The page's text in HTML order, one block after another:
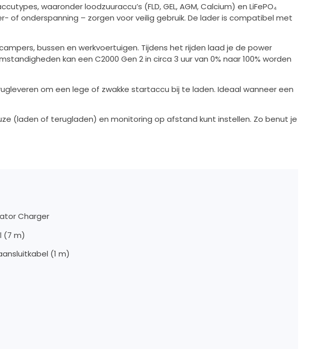
waaronder loodzuuraccu’s (FLD, GEL, AGM, Calcium) en LiFePO₄
of onderspanning – zorgen voor veilig gebruik. De lader is compatibel met
bussen en werkvoertuigen. Tijdens het rijden laad je de power
kan een C2000 Gen 2 in circa 3 uur van 0% naar 100% worden
om een lege of zwakke startaccu bij te laden. Ideaal wanneer een
(laden of terugladen) en monitoring op afstand kunt instellen. Zo benut je
Charger
(7 m)
(1 m)